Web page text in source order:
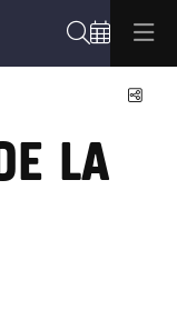
LA